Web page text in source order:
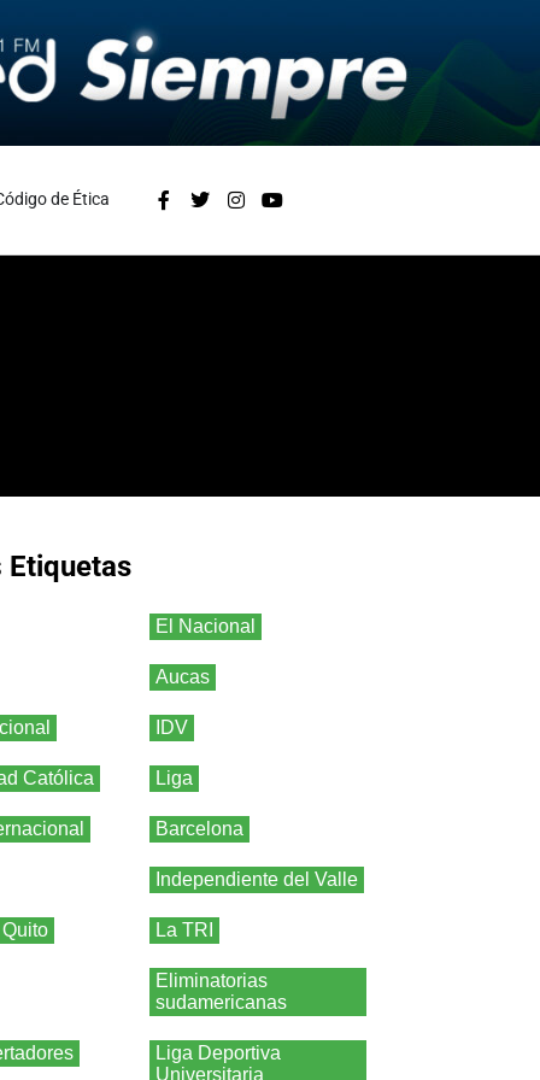
de Ética
Etiquetas
El Nacional
Aucas
IDV
Católica Liga
Barcelona
Independiente del Valle
La TRI
Eliminatorias
sudamericanas
Liga Deportiva
Universitaria